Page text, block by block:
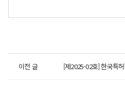
이전 글